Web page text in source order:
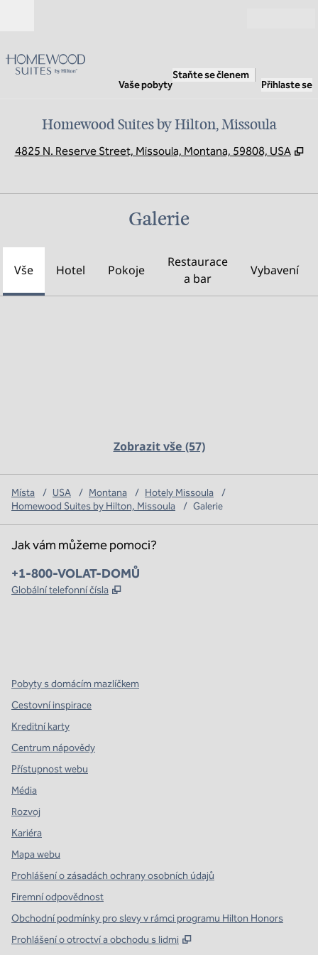
Vaše pobyty
Staňte se členem
Přihlaste se
Homewood Suites by Hilton, Missoula
4825 N. Reserve Street, Missoula, Montana, 59808, USA ,
Galerie
Vše Hotel Pokoje
Restaurace
a bar
Vybavení
Zobrazit vše (57)
Místa / USA / Montana / Hotely Missoula
/
Homewood Suites by Hilton, Missoula
/ Galerie
Jak vám můžeme pomoci?
Telefon:
+1-800-VOLAT-DOMŮ
Globální telefonní čísla ,
Pobyty s domácím mazlíčkem
Cestovní inspirace
Kreditní karty
Centrum nápovědy
Přístupnost webu
Média
Rozvoj
Kariéra
Mapa webu
Prohlášení o zásadách ochrany osobních údajů
Firemní odpovědnost
Obchodní podmínky pro slevy v rámci programu Hilton Honors
Prohlášení o otroctví a obchodu s lidmi
,